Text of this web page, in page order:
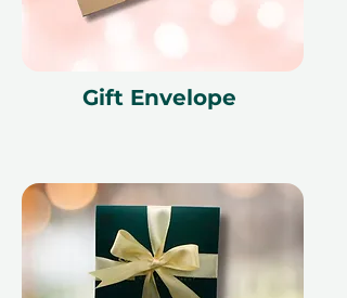
Этот подарочный сертификат
месяцев и имеет уникальный код
идентификации, может быть
использован только один раз, не
утери и не подлежит возврату.
Подарочный сертификат должен
быть указан при использовании и
может быть использован только
на ithara.ae. Требуется
Gift Envelope